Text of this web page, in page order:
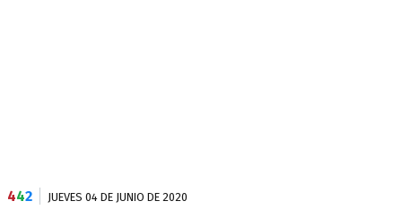
442 JUEVES 04 DE JUNIO DE 2020